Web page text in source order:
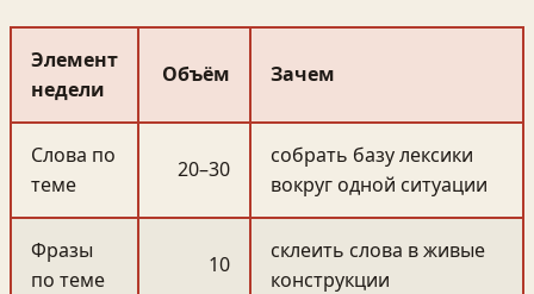
Элемент
недели
Объём Зачем
Слова по
теме
20–30
собрать базу лексики
вокруг одной ситуации
Фразы
по теме
10
склеить слова в живые
конструкции